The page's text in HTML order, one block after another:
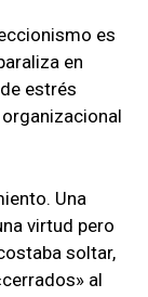
es
en
estrés
organizacional
Una
virtud pero
soltar,
al